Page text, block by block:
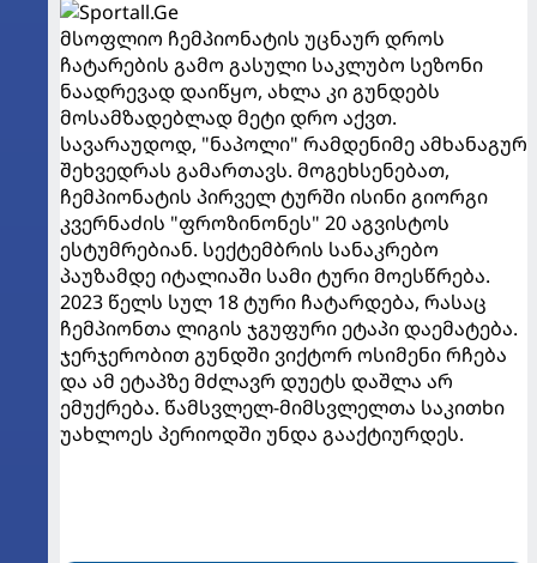
მსოფლიო ჩემპიონატის უცნაურ დროს
ჩატარების გამო გასული საკლუბო სეზონი
ნაადრევად დაიწყო, ახლა კი გუნდებს
მოსამზადებლად მეტი დრო აქვთ.
სავარაუდოდ, "ნაპოლი" რამდენიმე ამხანაგურ
შეხვედრას გამართავს. მოგეხსენებათ,
ჩემპიონატის პირველ ტურში ისინი გიორგი
კვერნაძის "ფროზინონეს" 20 აგვისტოს
ესტუმრებიან. სექტემბრის სანაკრებო
პაუზამდე იტალიაში სამი ტური მოესწრება.
2023 წელს სულ 18 ტური ჩატარდება, რასაც
ჩემპიონთა ლიგის ჯგუფური ეტაპი დაემატება.
ჯერჯერობით გუნდში ვიქტორ ოსიმენი რჩება
და ამ ეტაპზე მძლავრ დუეტს დაშლა არ
ემუქრება. წამსვლელ-მიმსვლელთა საკითხი
უახლოეს პერიოდში უნდა გააქტიურდეს.